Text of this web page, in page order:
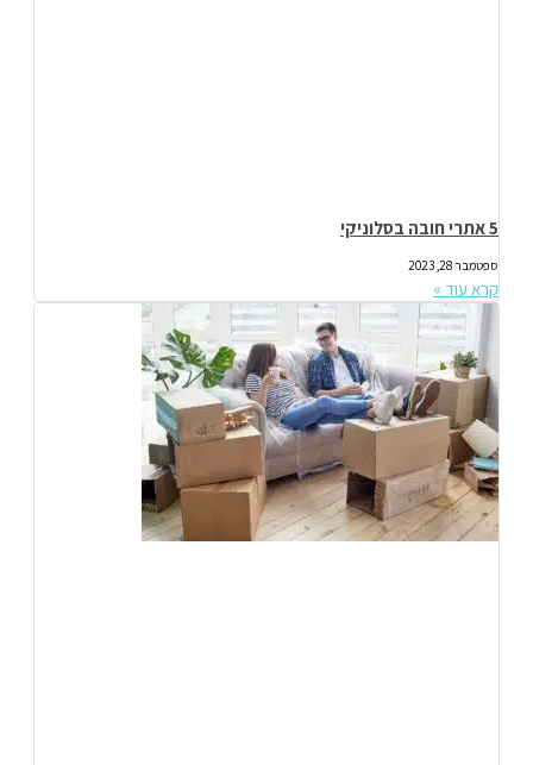
5 אתרי חובה בסלוניקי
ספטמבר 28, 2023
קרא עוד »